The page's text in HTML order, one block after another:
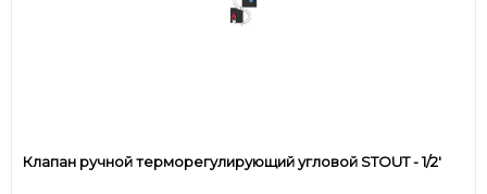
Клапан ручной терморегулирующий угловой STOUT - 1/2'